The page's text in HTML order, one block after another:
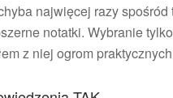
najwięcej razy
notatki. Wybranie
z niej ogrom